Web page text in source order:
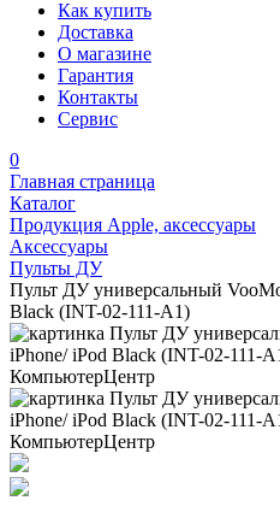
Как купить
Доставка
О магазине
Гарантия
Контакты
Сервис
0
Главная страница
Каталог
Продукция Apple, аксессуары
Аксессуары
Пульты ДУ
Пульт ДУ универсальный
Black (INT-02-111-A1)